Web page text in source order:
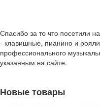
Спасибо за то что посетили
- клавишные, пианино и
профессионального
указанным на сайте.
Новые товары